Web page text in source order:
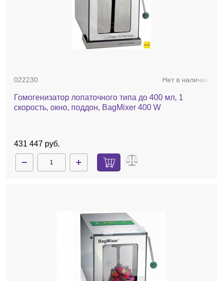
022230 Нет в наличии
Гомогенизатор лопаточного типа до 400 мл, 1
скорость, окно, поддон, BagMixer 400 W
431 447 руб.